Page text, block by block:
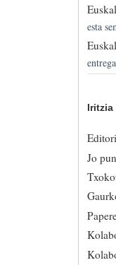
esta
Iritzia
Jo